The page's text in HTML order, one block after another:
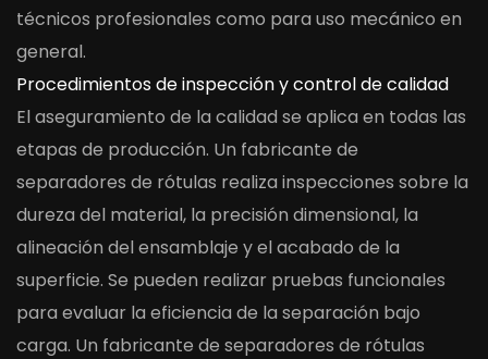
técnicos profesionales como para uso mecánico en
general.
Procedimientos de inspección y control de calidad
El aseguramiento de la calidad se aplica en todas las
etapas de producción. Un fabricante de
separadores de rótulas realiza inspecciones sobre la
dureza del material, la precisión dimensional, la
alineación del ensamblaje y el acabado de la
superficie. Se pueden realizar pruebas funcionales
para evaluar la eficiencia de la separación bajo
carga. Un fabricante de separadores de rótulas